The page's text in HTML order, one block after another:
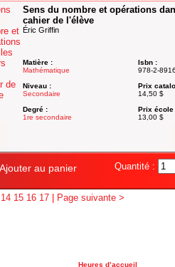
Sens du nombre et opérations
cahier de l'élève
Éric Griffin
Matière :
Mathématique
Niveau :
Secondaire
Degré :
1re secondaire
Isbn :
978-2-
Prix
14,50 $
Prix école
13,00 $
Ajouter au panier Quantité :
14 15 16 17 Page suivante >
Heures d’accueil